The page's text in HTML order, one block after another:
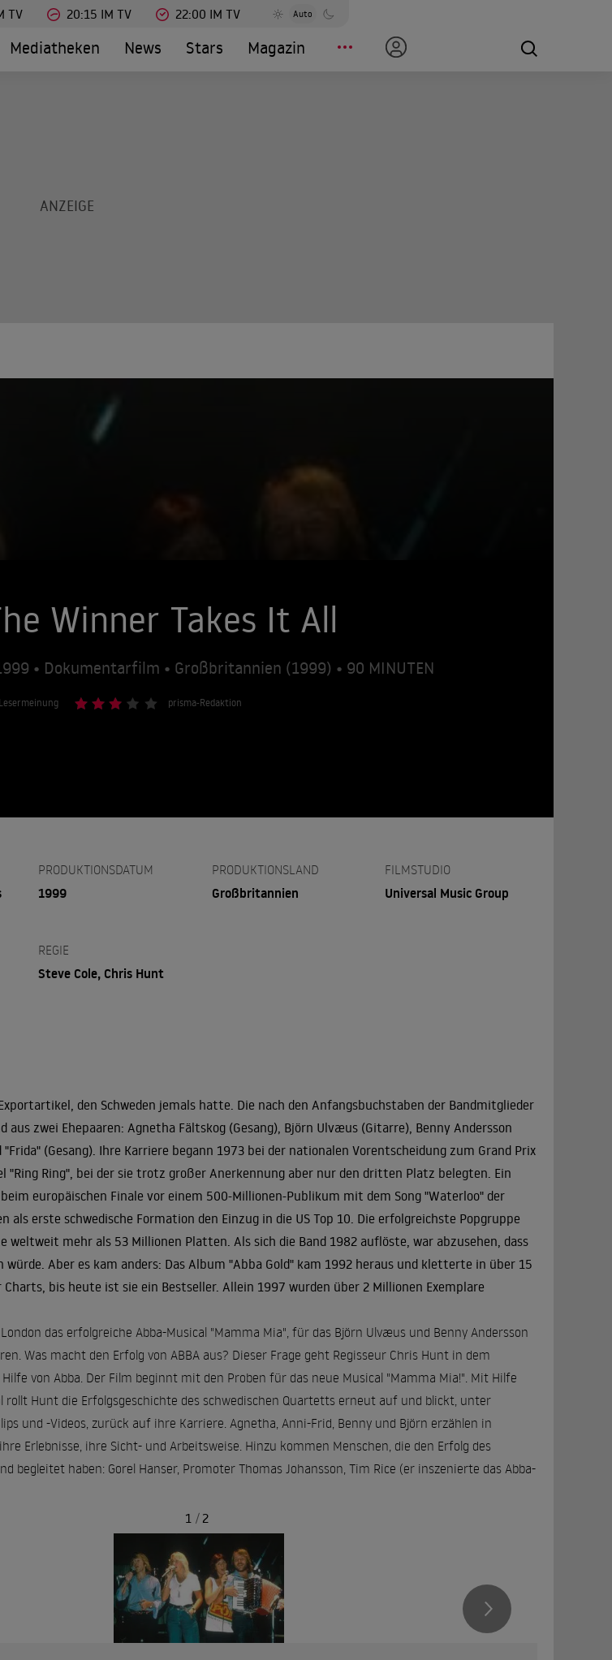
TV 20:15 IM TV 22:00 IM TV Auto
Mediatheken News Stars Magazin
Winner Takes It All
• Dokumentarfilm • Großbritannien (1999) • 90 MINUTEN
Lesermeinung prisma-Redaktion
PRODUKTIONSDATUM
1999
PRODUKTIONSLAND
Großbritannien
FILMSTUDIO
Universal Music Group
REGIE
Steve Cole, Chris Hunt
den Schweden jemals hatte. Die nach den Anfangsbuchstaben der Bandmitglieder
aus zwei Ehepaaren: Agnetha Fältskog (Gesang), Björn Ulvæus (Gitarre), Benny Andersson
(Gesang). Ihre Karriere begann 1973 bei der nationalen Vorentscheidung zum Grand Prix
"Ring Ring", bei der sie trotz großer Anerkennung aber nur den dritten Platz belegten. Ein
europäischen Finale vor einem 500-Millionen-Publikum mit dem Song "Waterloo" der
als erste schwedische Formation den Einzug in die US Top 10. Die erfolgreichste Popgruppe
weltweit mehr als 53 Millionen Platten. Als sich die Band 1982 auflöste, war abzusehen, dass
würde. Aber es kam anders: Das Album "Abba Gold" kam 1992 heraus und kletterte in über 15
Charts, bis heute ist sie ein Bestseller. Allein 1997 wurden über 2 Millionen Exemplare
das erfolgreiche Abba-Musical "Mamma Mia", für das Björn Ulvæus und Benny Andersson
Was macht den Erfolg von ABBA aus? Dieser Frage geht Regisseur Chris Hunt in dem
von Abba. Der Film beginnt mit den Proben für das neue Musical "Mamma Mia!". Mit Hilfe
rollt Hunt die Erfolgsgeschichte des schwedischen Quartetts erneut auf und blickt, unter
und -Videos, zurück auf ihre Karriere. Agnetha, Anni-Frid, Benny und Björn erzählen in
Erlebnisse, ihre Sicht- und Arbeitsweise. Hinzu kommen Menschen, die den Erfolg des
begleitet haben: Gorel Hanser, Promoter Thomas Johansson, Tim Rice (er inszenierte das Abba-
1 / 2